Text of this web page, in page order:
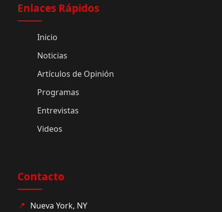
Enlaces Rápidos
Inicio
Noticias
Artículos de Opinión
Programas
Entrevistas
Videos
Contacto
📍 Nueva York, NY